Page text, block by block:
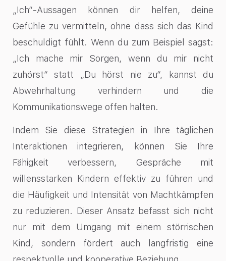
„Ich“-Aussagen können dir helfen, deine
Gefühle zu vermitteln, ohne dass sich das Kind
beschuldigt fühlt. Wenn du zum Beispiel sagst:
„Ich mache mir Sorgen, wenn du mir nicht
zuhörst“ statt „Du hörst nie zu“, kannst du
Abwehrhaltung verhindern und die
Kommunikationswege offen halten.
Indem Sie diese Strategien in Ihre täglichen
Interaktionen integrieren, können Sie Ihre
Fähigkeit verbessern, Gespräche mit
willensstarken Kindern effektiv zu führen und
die Häufigkeit und Intensität von Machtkämpfen
zu reduzieren. Dieser Ansatz befasst sich nicht
nur mit dem Umgang mit einem störrischen
Kind, sondern fördert auch langfristig eine